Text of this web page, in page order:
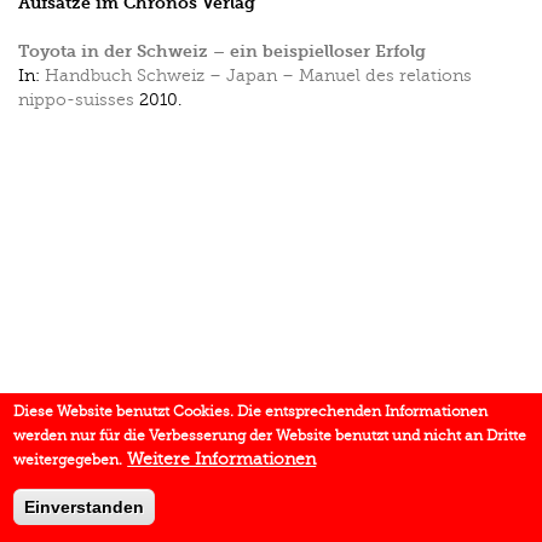
Toyota in der Schweiz – ein beispielloser Erfolg
In: Handbuch Schweiz – Japan – Manuel des relations
nippo-suisses 2010.
Diese Website benutzt Cookies. Die entsprechenden Informationen
werden nur für die Verbesserung der Website benutzt und nicht an Dritte
weitergegeben. Weitere Informationen
Einverstanden